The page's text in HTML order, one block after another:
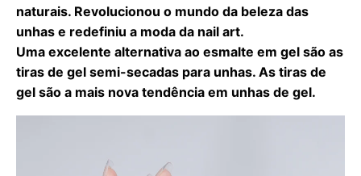
naturais. Revolucionou o mundo da beleza das
unhas e redefiniu a moda da nail art.
Uma excelente alternativa ao esmalte em gel são as
tiras de gel semi-secadas para unhas. As tiras de
gel são a mais nova tendência em unhas de gel.